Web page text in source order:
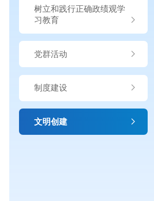
树立和践行正确政绩观学
习教育
党群活动
制度建设
文明创建